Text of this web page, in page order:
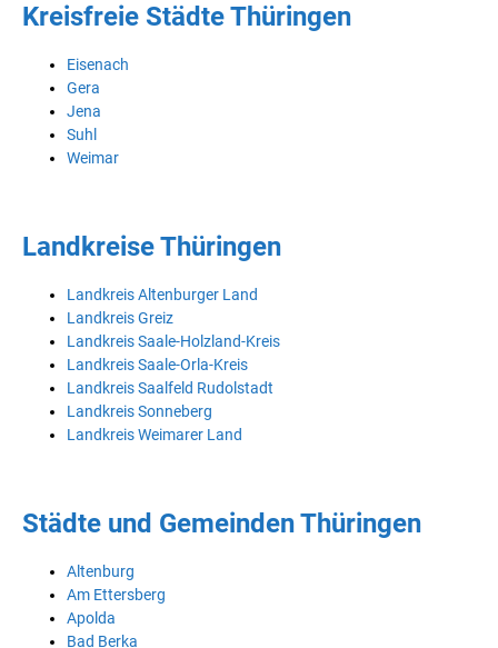
Kreisfreie Städte Thüringen
Eisenach
Gera
Jena
Suhl
Weimar
Landkreise Thüringen
Landkreis Altenburger Land
Landkreis Greiz
Landkreis Saale-Holzland-Kreis
Landkreis Saale-Orla-Kreis
Landkreis Saalfeld Rudolstadt
Landkreis Sonneberg
Landkreis Weimarer Land
Städte und Gemeinden Thüringen
Altenburg
Am Ettersberg
Apolda
Bad Berka